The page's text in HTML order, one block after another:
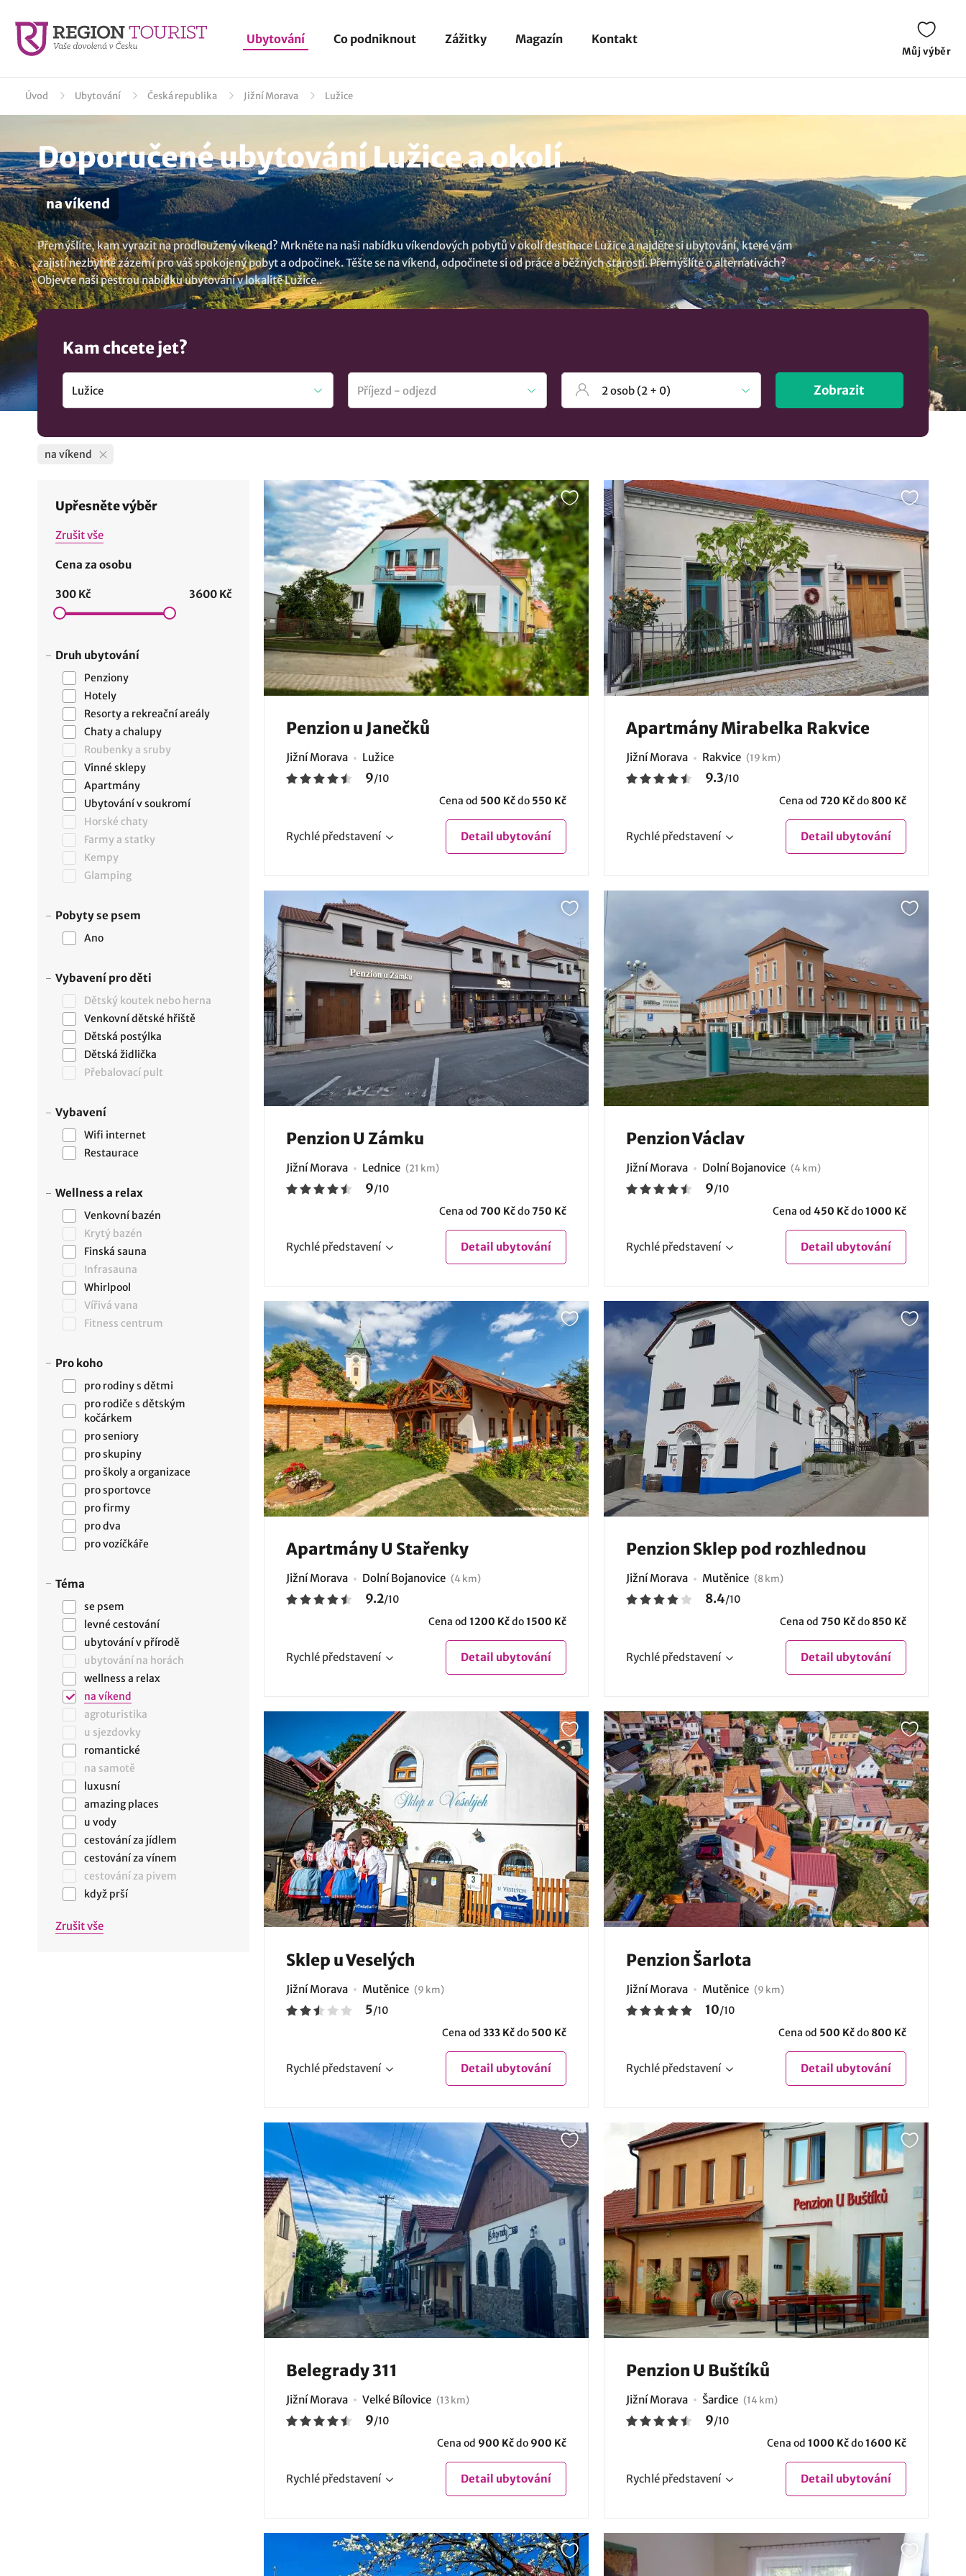
Ubytování Co podniknout Zážitky Magazín Kontakt
Můj výběr
Úvod Ubytování Česká republika Jižní Morava Lužice
Doporučené ubytování Lužice a okolí
na víkend
Přemýšlíte, kam vyrazit na prodloužený víkend? Mrkněte na naši nabídku víkendových pobytů v okolí destinace Lužice a najděte si ubytování, které vám
zajistí nezbytné zázemí pro váš spokojený pobyt a odpočinek. Těšte se na víkend, odpočinete si od práce a běžných starostí. Přemýšlíte o alternativách?
Objevte naši pestrou nabídkuubytování v lokalitě Lužice..
Kam chcete jet?
Zobrazit
na víkend
Upřesněte výběr
Zrušit vše
Cena za osobu
300 Kč 3600 Kč
Druh ubytování
Penziony
Hotely
Resorty a rekreační areály
Chaty a chalupy
Roubenky a sruby
Vinné sklepy
Apartmány
Ubytování v soukromí
Horské chaty
Farmy a statky
Kempy
Glamping
Pobyty se psem
Ano
Vybavení pro děti
Dětský koutek nebo herna
Venkovní dětské hřiště
Dětská postýlka
Dětská židlička
Přebalovací pult
Vybavení
Wifi internet
Restaurace
Wellness a relax
Venkovní bazén
Krytý bazén
Finská sauna
Infrasauna
Whirlpool
Vířivá vana
Fitness centrum
Pro koho
pro rodiny s dětmi
pro rodiče s dětským
kočárkem
pro seniory
pro skupiny
pro školy a organizace
pro sportovce
pro firmy
pro dva
pro vozíčkáře
Téma
se psem
levné cestování
ubytování v přírodě
ubytování na horách
wellness a relax
na víkend
agroturistika
u sjezdovky
romantické
na samotě
luxusní
amazing places
u vody
cestování za jídlem
cestování za vínem
cestování za pivem
když prší
Zrušit vše
Penzion u Janečků
Jižní Morava Lužice
9/10
Cena od 500 Kčdo 550 Kč
Rychlé představení Detail ubytování
Apartmány Mirabelka Rakvice
Jižní Morava Rakvice (19 km)
9.3/10
Cena od 720 Kčdo 800 Kč
Rychlé představení Detail ubytování
Penzion U Zámku
Jižní Morava Lednice (21 km)
9/10
Cena od 700 Kčdo750 Kč
Rychlé představení Detail ubytování
Penzion Václav
Jižní Morava Dolní Bojanovice (4 km)
9/10
Cena od 450 Kčdo1000 Kč
Rychlé představení Detail ubytování
Apartmány U Stařenky
Jižní Morava Dolní Bojanovice (4 km)
9.2/10
Cena od 1200 Kčdo1500 Kč
Rychlé představení Detail ubytování
Penzion Sklep pod rozhlednou
Jižní Morava Mutěnice (8 km)
8.4/10
Cena od 750 Kčdo 850 Kč
Rychlé představení Detail ubytování
Sklep u Veselých
Jižní Morava Mutěnice (9 km)
5/10
Cena od 333 Kčdo 500 Kč
Rychlé představení Detail ubytování
Penzion Šarlota
Jižní Morava Mutěnice (9 km)
10/10
Cena od 500 Kčdo 800 Kč
Rychlé představení Detail ubytování
Belegrady 311
Jižní Morava Velké Bílovice (13 km)
9/10
Cena od 900 Kčdo 900 Kč
Rychlé představení Detail ubytování
Penzion U Buštíků
Jižní Morava Šardice (14 km)
9/10
Cena od 1000 Kčdo1600 Kč
Rychlé představení Detail ubytování